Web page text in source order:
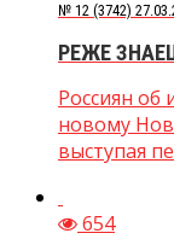
№ 12 (3742)
РЕЖЕ
Россиян об
новому
выступая
654